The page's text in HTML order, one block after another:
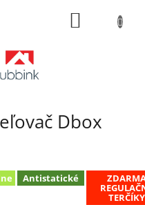
Dbox
Antistatické
TERČÍKY